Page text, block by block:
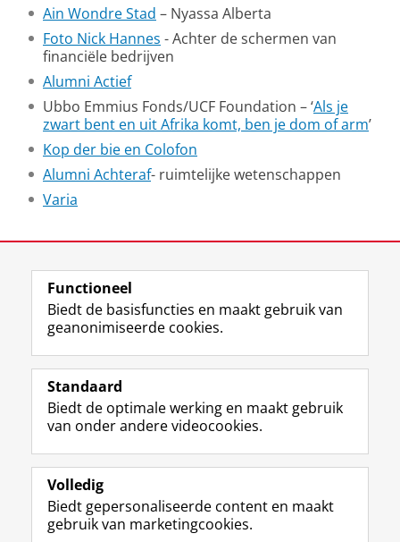
Ain Wondre Stad – Nyassa Alberta
Foto Nick Hannes - Achter de schermen van
financiële bedrijven
Alumni Actief
Ubbo Emmius Fonds/UCF Foundation – ‘Als je
zwart bent en uit Afrika komt, ben je dom of arm’
Kop der bie en Colofon
Alumni Achteraf- ruimtelijke wetenschappen
Varia
View this page in:English
Volg de RUG
F
a
e
b
o
p
a
L
i
k
e
I
-
p
R
S
-
f
e
R
I
n
t
r
m
Y
o
T
e
k
Studiekiezers
Alumni
Over ons
Functioneel
Biedt de basisfuncties en maakt gebruik van
geanonimiseerde cookies.
Standaard
Biedt de optimale werking en maakt gebruik
van onder andere videocookies.
Volledig
Biedt gepersonaliseerde content en maakt
gebruik van marketingcookies.